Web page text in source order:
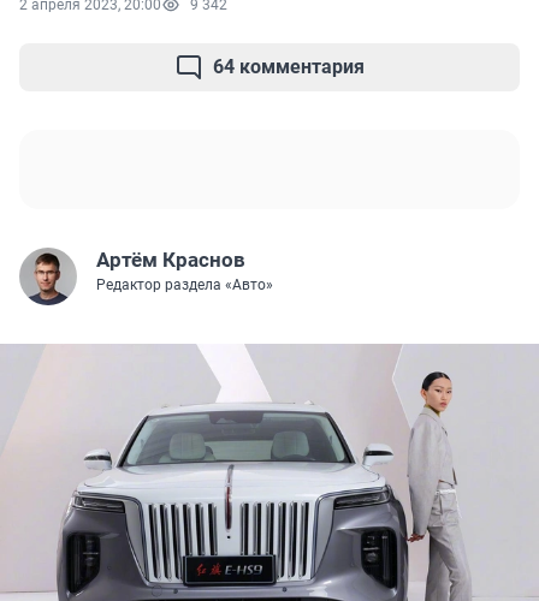
2 апреля 2023, 20:00 9 342
64 комментария
Артём Краснов
Редактор раздела «Авто»